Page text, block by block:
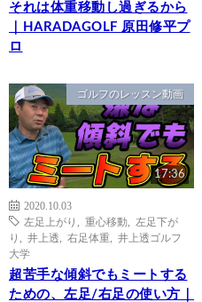
それは体重移動し過ぎるから
｜HARADAGOLF 原田修平プ
ロ
ゴルフのレッスン動画
17:36
2020.10.03
左足上がり
重心移動
左足下が
り
井上透 右足体重
井上透ゴルフ
大学
超苦手な傾斜でもミートする
ための、左足/右足の使い方｜